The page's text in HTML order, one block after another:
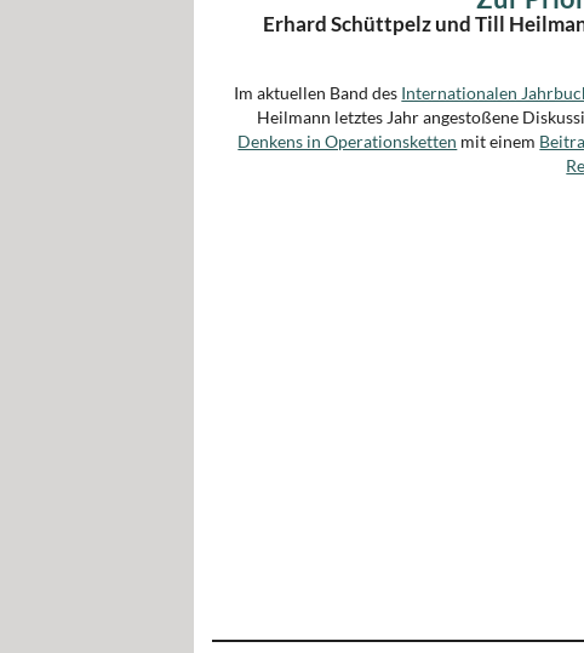
Erhard Schüttpelz und Till
Im aktuellen Band des Internationalen
Heilmann letztes Jahr angestoßene
Denkens in Operationsketten mit einem